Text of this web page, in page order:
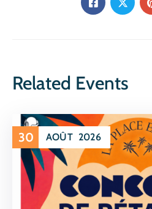
Related Events
30 AOÛT 2026